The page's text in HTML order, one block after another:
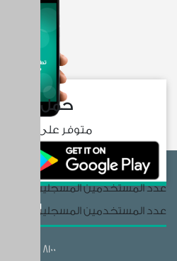
عدد المستخدمين المسجلين (الأنوروا)
عدد المستخدمين المسجلين (غير
حمل
متوفر على متجري
اتصل بنا
(0) 6580 8100